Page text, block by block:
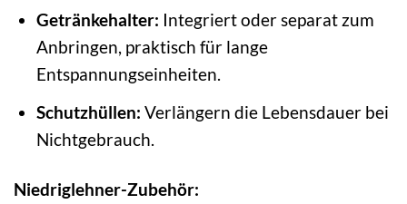
Getränkehalter: Integriert oder separat zum
Anbringen, praktisch für lange
Entspannungseinheiten.
Schutzhüllen: Verlängern die Lebensdauer bei
Nichtgebrauch.
Niedriglehner-Zubehör: